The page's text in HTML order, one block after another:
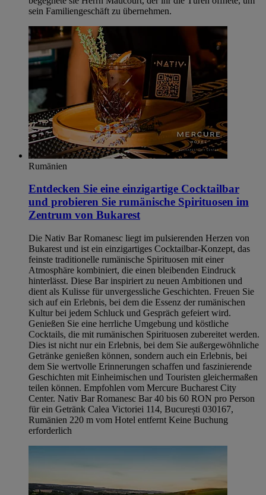
sein Familiengeschäft zu übernehmen.
Rumänien
Entdecken Sie eine einzigartige Cocktailbar
und probieren Sie rumänische Spirituosen im
Zentrum von Bukarest
Die Nativ Bar Romanesc liegt im pulsierenden Herzen von
Bukarest und ist ein einzigartiges Cocktailbar-Konzept, das
feinste traditionelle rumänische Spirituosen mit einer
Atmosphäre kombiniert, die einen bleibenden Eindruck
hinterlässt. Diese Bar inspiriert zu neuen Ambitionen und
dient als Kulisse für unvergessliche Geschichten. Freuen Sie
sich auf ein Erlebnis, bei dem die Essenz der rumänischen
Kultur bei jedem Schluck und Gespräch gefeiert wird.
Genießen Sie eine herrliche Umgebung und köstliche
Cocktails, die mit rumänischen Spirituosen zubereitet werden.
Dies ist nicht nur ein Erlebnis, bei dem Sie außergewöhnliche
Getränke genießen können, sondern auch ein Erlebnis, bei
dem Sie wertvolle Erinnerungen schaffen und faszinierende
Geschichten mit Einheimischen und Touristen gleichermaßen
teilen können. Empfohlen vom Mercure Bucharest City
Center. Nativ Bar Romanesc Bar 40 bis 60 RON pro Person
für ein Getränk Calea Victoriei 114, București 030167,
Rumänien 220 m vom Hotel entfernt Keine Buchung
erforderlich